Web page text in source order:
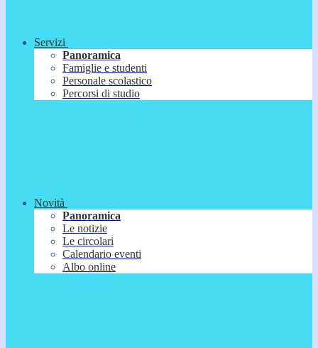
Servizi
Panoramica
Famiglie e studenti
Personale scolastico
Percorsi di studio
Novità
Panoramica
Le notizie
Le circolari
Calendario eventi
Albo online